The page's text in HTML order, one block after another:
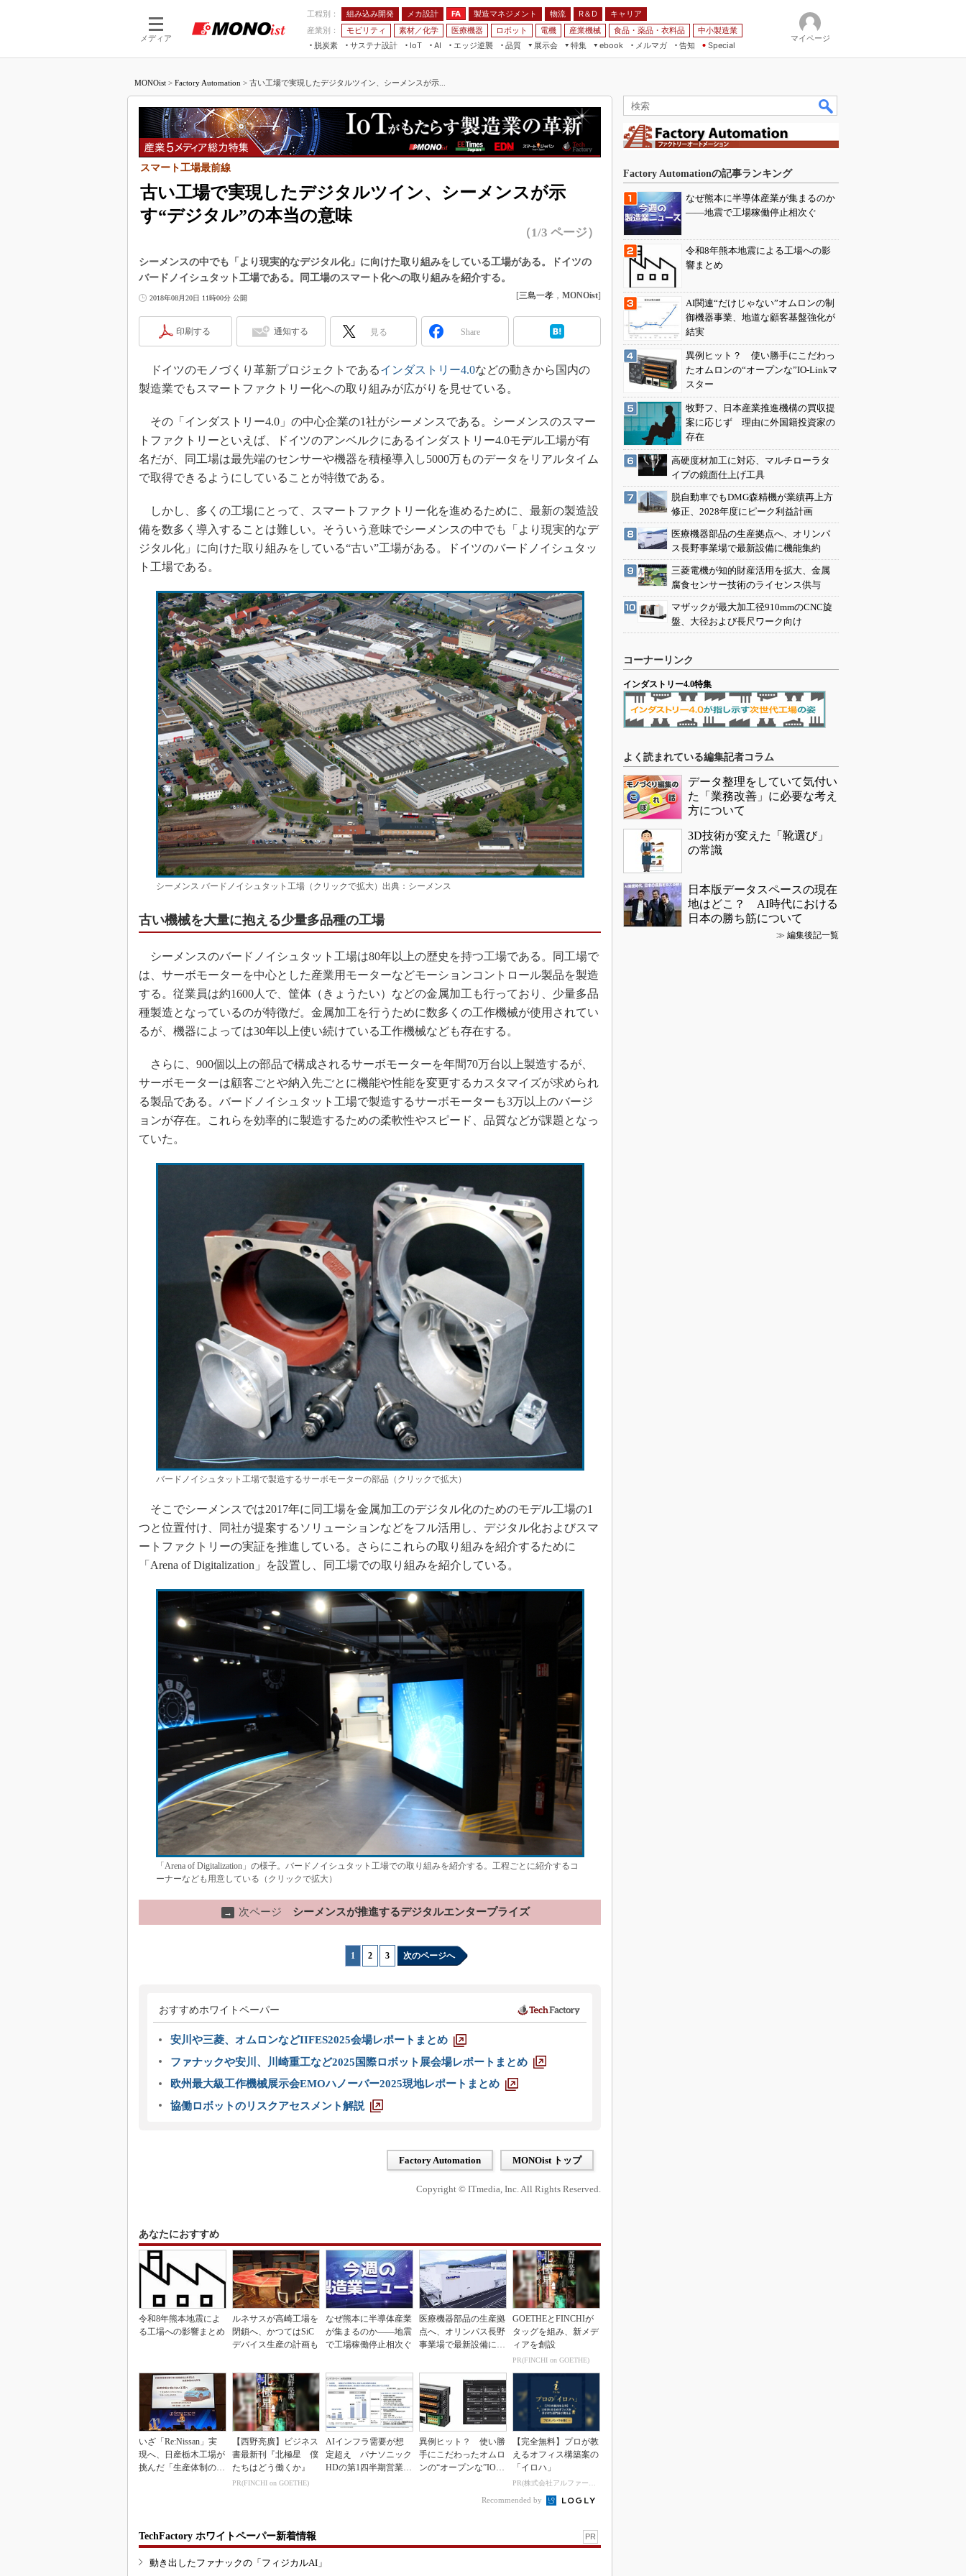
メディア
工程別： 組み込み開発 メカ設計 FA 製造マネジメント 物流 R＆D
キャリア
産業別：
モビリティ 素材／化学 医療機器 ロボット 電機 産業機械 食品・薬品・衣料品
中小製造業
脱炭素
サステナ設計
IoT
つながる工場
つながるサービス
AI
AI×設備保全
Physical AI
エッジ逆襲 品質
展示会
JIMTOF
組込み/エッジ コンピューティング
展＆IoT/5Gソリューション展
IIFES
国際ロボット展
TECHNO-FRONTIER
EdgeTech+
AUTOMOTIVE WORLD
産業オープンネット展
特集
つながるクルマ
5G
VR／AR
フィールドサービス
組み込み画像技術
車載ソフト開発
ISO26262
3Dプリンタ
デジタルツインとCAE
S＆OP
インダストリー4.0
イノベーション
製造業ビッグデータ
メイドインジャパン
知財マネジメント
海外生産
グローバル設計・開発
新型コロナへの対応
ebook
製造マネジメント
FA
モビリティ
メルマガ
告知 Special
マイページ
MONOist > Factory Automation > 古い工場で実現したデジタルツイン、シーメンスが示...
古い工場で実現したデジタルツイン、シーメンスが示
す“デジタル”の本当の意味
スマート工場最前線
（1/3 ページ）
シーメンスの中でも「より現実的なデジタル化」に向けた取り組みをしている工場がある。ドイツの
バードノイシュタット工場である。同工場のスマート化への取り組みを紹介する。
2018年08月20日 11時00分 公開 [三島一孝 ， MONOist]
印刷する 通知する 見る Share
ドイツのモノづくり革新プロジェクトであるインダストリー4.0などの動きから国内の
製造業でもスマートファクトリー化への取り組みが広がりを見せている。
その「インダストリー4.0」の中心企業の1社がシーメンスである。シーメンスのスマー
トファクトリーといえば、ドイツのアンベルクにあるインダストリー4.0モデル工場が有
名だが、同工場は最先端のセンサーや機器を積極導入し5000万ものデータをリアルタイム
で取得できるようにしていることが特徴である。
しかし、多くの工場にとって、スマートファクトリー化を進めるために、最新の製造設
備を数多く導入することは難しい。そういう意味でシーメンスの中でも「より現実的なデ
ジタル化」に向けた取り組みをしている“古い”工場がある。ドイツのバードノイシュタッ
ト工場である。
シーメンス バードノイシュタット工場（クリックで拡大）出典：シーメンス
古い機械を大量に抱える少量多品種の工場
シーメンスのバードノイシュタット工場は80年以上の歴史を持つ工場である。同工場で
は、サーボモーターを中心とした産業用モーターなどモーションコントロール製品を製造
する。従業員は約1600人で、筐体（きょうたい）などの金属加工も行っており、少量多品
種製造となっているのが特徴だ。金属加工を行うために数多くの工作機械が使用されてい
るが、機器によっては30年以上使い続けている工作機械なども存在する。
さらに、900個以上の部品で構成されるサーボモーターを年間70万台以上製造するが、
サーボモーターは顧客ごとや納入先ごとに機能や性能を変更するカスタマイズが求められ
る製品である。バードノイシュタット工場で製造するサーボモーターも3万以上のバージ
ョンが存在。これらを効率的に製造するための柔軟性やスピード、品質などが課題となっ
ていた。
バードノイシュタット工場で製造するサーボモーターの部品（クリックで拡大）
そこでシーメンスでは2017年に同工場を金属加工のデジタル化のためのモデル工場の1
つと位置付け、同社が提案するソリューションなどをフル活用し、デジタル化およびスマ
ートファクトリーの実証を推進している。さらにこれらの取り組みを紹介するために
「Arena of Digitalization」を設置し、同工場での取り組みを紹介している。
「Arena of Digitalization」の様子。バードノイシュタット工場での取り組みを紹介する。工程ごとに紹介するコ
ーナーなども用意している（クリックで拡大）
→ 次ページ シーメンスが推進するデジタルエンタープライズ
1 2 3 次のページへ
おすすめホワイトペーパー
安川や三菱、オムロンなどIIFES2025会場レポートまとめ
ファナックや安川、川崎重工など2025国際ロボット展会場レポートまとめ
欧州最大級工作機械展示会EMOハノーバー2025現地レポートまとめ
協働ロボットのリスクアセスメント解説
Factory Automation MONOist トップ
Copyright © ITmedia, Inc. All Rights Reserved.
あなたにおすすめ
令和8年熊本地震によ
る工場への影響まとめ
ルネサスが高崎工場を
閉鎖へ、かつてはSiC
デバイス生産の計画も
なぜ熊本に半導体産業
が集まるのか――地震
で工場稼働停止相次ぐ
医療機器部品の生産拠
点へ、オリンパス長野
事業場で最新設備に機
GOETHEとFINCHIが
タッグを組み、新メデ
ィアを創設
PR(FINCHI on GOETHE)
いざ「Re:Nissan」実
現へ、日産栃木工場が
挑んだ「生産体制の比
【西野亮廣】ビジネス
書最新刊『北極星 僕
たちはどう働くか』
PR(FINCHI on GOETHE)
AIインフラ需要が想
定超え パナソニック
HDの第1四半期営業利
異例ヒット？ 使い勝
手にこだわったオムロ
ンの“オープンな”IO-L
【完全無料】プロが教
えるオフィス構築案の
「イロハ」
PR(株式会社アルファーテクノ)
Recommended by
TechFactory ホワイトペーパー新着情報 PR
動き出したファナックの「フィジカルAI」
Factory Automationの記事ランキング
なぜ熊本に半導体産業が集まるのか
――地震で工場稼働停止相次ぐ
令和8年熊本地震による工場への影
響まとめ
AI関連“だけじゃない”オムロンの制
御機器事業、地道な顧客基盤強化が
結実
異例ヒット？ 使い勝手にこだわっ
たオムロンの“オープンな”IO-Linkマ
スター
牧野フ、日本産業推進機構の買収提
案に応じず 理由に外国籍投資家の
存在
高硬度材加工に対応、マルチローラタ
イプの鏡面仕上げ工具
脱自動車でもDMG森精機が業績再上方
修正、2028年度にピーク利益計画
医療機器部品の生産拠点へ、オリンパ
ス長野事業場で最新設備に機能集約
三菱電機が知的財産活用を拡大、金属
腐食センサー技術のライセンス供与
マザックが最大加工径910mmのCNC旋
盤、大径および長尺ワーク向け
コーナーリンク
インダストリー4.0特集
よく読まれている編集記者コラム
データ整理をしていて気付い
た「業務改善」に必要な考え
方について
3D技術が変えた「靴選び」
の常識
日本版データスペースの現在
地はどこ？ AI時代における
日本の勝ち筋について
≫ 編集後記一覧